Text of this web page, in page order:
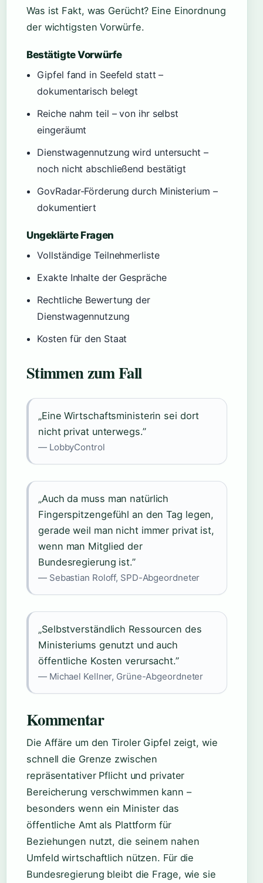
Was ist Fakt, was Gerücht? Eine Einordnung
der wichtigsten Vorwürfe.
Bestätigte Vorwürfe
Gipfel fand in Seefeld statt –
dokumentarisch belegt
Reiche nahm teil – von ihr selbst
eingeräumt
Dienstwagennutzung wird untersucht –
noch nicht abschließend bestätigt
GovRadar-Förderung durch Ministerium –
dokumentiert
Ungeklärte Fragen
Vollständige Teilnehmerliste
Exakte Inhalte der Gespräche
Rechtliche Bewertung der
Dienstwagennutzung
Kosten für den Staat
Stimmen zum Fall
„Eine Wirtschaftsministerin sei dort
nicht privat unterwegs.”
— LobbyControl
„Auch da muss man natürlich
Fingerspitzengefühl an den Tag legen,
gerade weil man nicht immer privat ist,
wenn man Mitglied der
Bundesregierung ist.”
— Sebastian Roloff, SPD-Abgeordneter
„Selbstverständlich Ressourcen des
Ministeriums genutzt und auch
öffentliche Kosten verursacht.”
— Michael Kellner, Grüne-Abgeordneter
Kommentar
Die Affäre um den Tiroler Gipfel zeigt, wie
schnell die Grenze zwischen
repräsentativer Pflicht und privater
Bereicherung verschwimmen kann –
besonders wenn ein Minister das
öffentliche Amt als Plattform für
Beziehungen nutzt, die seinem nahen
Umfeld wirtschaftlich nützen. Für die
Bundesregierung bleibt die Frage, wie sie